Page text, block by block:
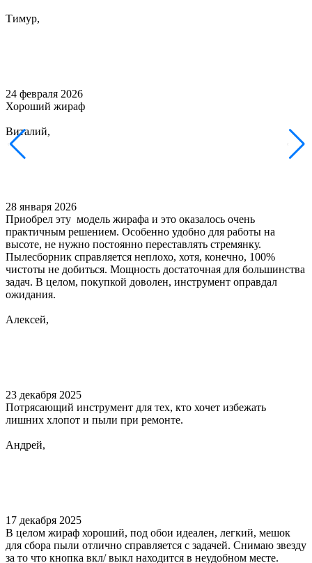
Тимур,
24 февраля 2026
Хороший жираф
Виталий,
28 января 2026
Приобрел эту модель жирафа и это оказалось очень
практичным решением. Особенно удобно для работы на
высоте, не нужно постоянно переставлять стремянку.
Пылесборник справляется неплохо, хотя, конечно, 100%
чистоты не добиться. Мощность достаточная для большинства
задач. В целом, покупкой доволен, инструмент оправдал
ожидания.
Алексей,
23 декабря 2025
Потрясающий инструмент для тех, кто хочет избежать
лишних хлопот и пыли при ремонте.
Андрей,
17 декабря 2025
В целом жираф хороший, под обои идеален, легкий, мешок
для сбора пыли отлично справляется с задачей. Снимаю звезду
за то что кнопка вкл/ выкл находится в неудобном месте.